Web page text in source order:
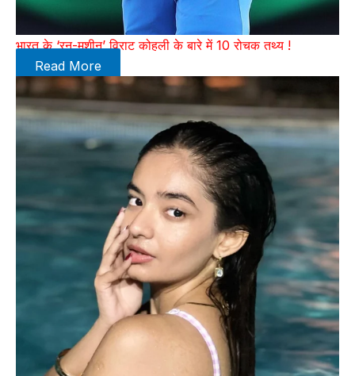
भारत के ‘रन-मशीन’ विराट कोहली के बारे में 10 रोचक तथ्य !
Read More